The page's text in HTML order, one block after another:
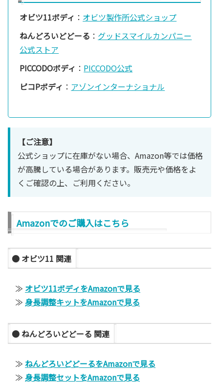
オビツ11ボディ ： オビツ製作所公式ショップ
ねんどろいどどーる ： グッドスマイルカンパニー
公式ストア
PICCODOボディ ： PICCODO公式
ピコPボディ ： アゾンインターナショナル
【ご注意】
公式ショップに在庫がない場合、Amazon等では価格
が高騰している場合があります。販売元や価格をよ
くご確認の上、ご利用ください。
Amazonでのご購入はこちら
● オビツ11 関連
≫ オビツ11ボディをAmazonで見る
≫ 身長調整キットをAmazonで見る
● ねんどろいどどーる 関連
≫ ねんどろいどどーるをAmazonで見る
≫ 身長調整セットをAmazonで見る